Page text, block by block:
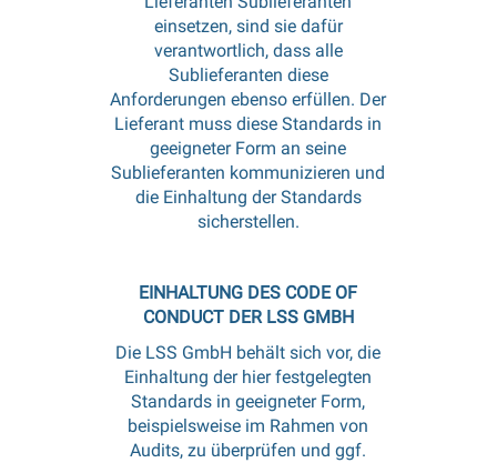
einsetzen, sind sie dafür
verantwortlich, dass alle
Sublieferanten diese
Anforderungen ebenso erfüllen. Der
Lieferant muss diese Standards in
geeigneter Form an seine
Sublieferanten kommunizieren und
die Einhaltung der Standards
sicherstellen.
EINHALTUNG DES CODE OF
CONDUCT DER LSS GMBH
Die LSS GmbH behält sich vor, die
Einhaltung der hier festgelegten
Standards in geeigneter Form,
beispielsweise im Rahmen von
Audits, zu überprüfen und ggf.